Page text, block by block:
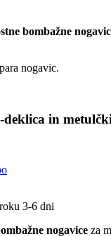
bombažne
nogavic.
deklica in
3-6 dni
nogavice za